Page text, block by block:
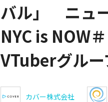
バル」 ニュ
NYC is NOW
VTuberグルー
カバー株式会社